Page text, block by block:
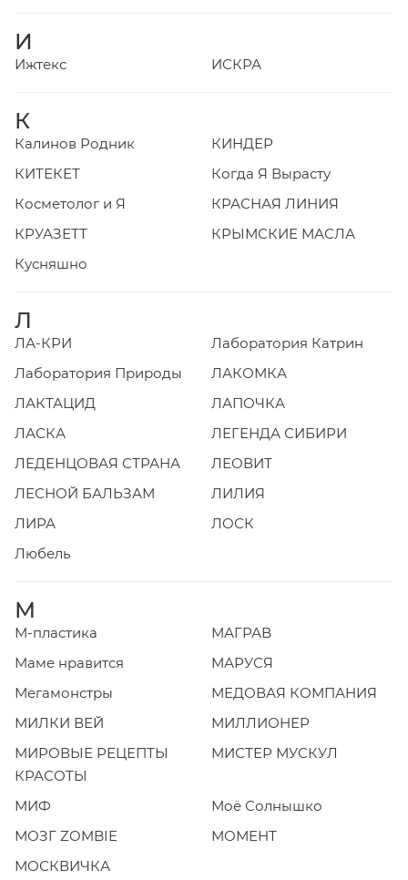
И
Ижтекс ИСКРА
К
Калинов Родник
КИНДЕР
КИТЕКЕТ
Когда Я Вырасту
Косметолог и Я
КРАСНАЯ ЛИНИЯ
КРУАЗЕТТ
КРЫМСКИЕ МАСЛА
Кусняшно
Л
ЛА-КРИ
Лаборатория Катрин
Лаборатория Природы
ЛАКОМКА
ЛАКТАЦИД
ЛАПОЧКА
ЛАСКА
ЛЕГЕНДА СИБИРИ
ЛЕДЕНЦОВАЯ СТРАНА
ЛЕОВИТ
ЛЕСНОЙ БАЛЬЗАМ
ЛИЛИЯ
ЛИРА
ЛОСК
Любель
М
М-пластика
МАГРАВ
Маме нравится
МАРУСЯ
Мегамонстры
МЕДОВАЯ КОМПАНИЯ
МИЛКИ ВЕЙ
МИЛЛИОНЕР
МИРОВЫЕ РЕЦЕПТЫ
КРАСОТЫ
МИСТЕР МУСКУЛ
МИФ
Моё Солнышко
МОЗГ ZOMBIE
МОМЕНТ
МОСКВИЧКА